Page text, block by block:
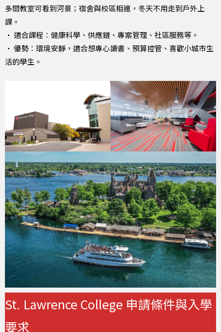
多間教室可看到河景；宿舍與校區相連，冬天不用走到戶外上
課。
• 適合課程：健康科學、供應鏈、專案管理、社區服務等。
• 優勢：環境安靜，適合想專心讀書、預算控管、喜歡小城市生
活的學生。
St. Lawrence College 申請條件與入學
要求